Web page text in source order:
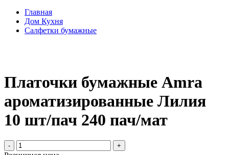
Главная
Дом Кухня
Салфетки бумажные
Платочки бумажные Amra
ароматизированные Лилия
10 шт/пач 240 пач/мат
- +